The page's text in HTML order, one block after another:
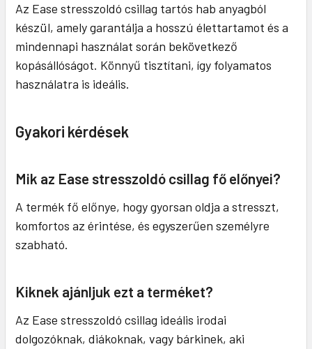
Az Ease stresszoldó csillag tartós hab anyagból
készül, amely garantálja a hosszú élettartamot és a
mindennapi használat során bekövetkező
kopásállóságot. Könnyű tisztítani, így folyamatos
használatra is ideális.
Gyakori kérdések
Mik az Ease stresszoldó csillag fő előnyei?
A termék fő előnye, hogy gyorsan oldja a stresszt,
komfortos az érintése, és egyszerűen személyre
szabható.
Kiknek ajánljuk ezt a terméket?
Az Ease stresszoldó csillag ideális irodai
dolgozóknak, diákoknak, vagy bárkinek, aki